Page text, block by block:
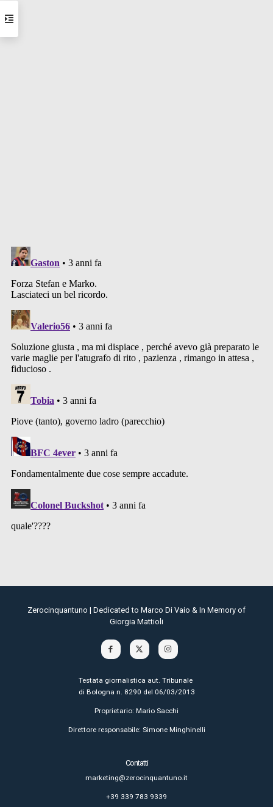
Zerocinquantuno | Dedicated to Marco Di Vaio & In Memory of
Giorgia Mattioli
Testata giornalistica aut. Tribunale
di Bologna n. 8290 del 06/03/2013
Proprietario: Mario Sacchi
Direttore responsabile: Simone Minghinelli
Contatti
marketing@zerocinquantuno.it
+39 339 783 9339